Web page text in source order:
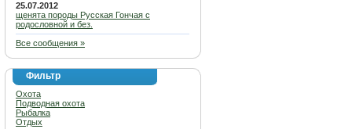
25.07.2012
щенята породы Русская Гончая с
родословной и без.
Все сообщения »
Фильтр
Охота
Подводная охота
Рыбалка
Отдых